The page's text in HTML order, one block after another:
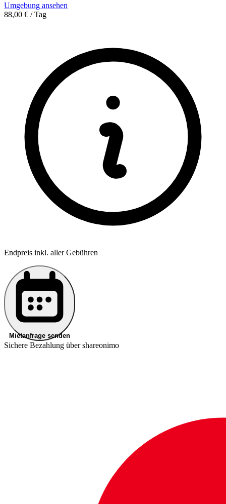
Umgebung ansehen
88,00 € / Tag
Endpreis inkl. aller Gebühren
Mietanfrage senden
Sichere Bezahlung über shareonimo